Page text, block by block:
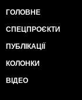
ГОЛОВНЕ
СПЕЦПРОЄКТИ
ПУБЛІКАЦІЇ
КОЛОНКИ
ВІДЕО